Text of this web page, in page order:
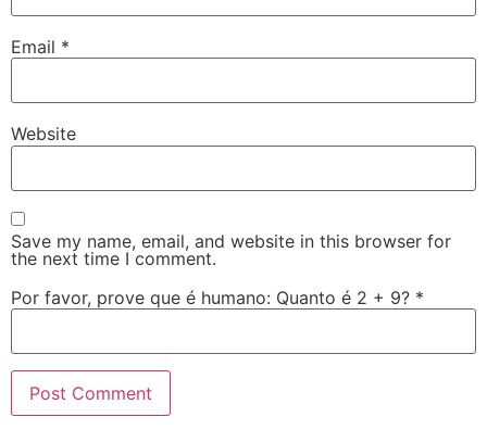
Email *
Website
Save my name, email, and website in this browser for
the next time I comment.
Por favor, prove que é humano: Quanto é 2 + 9? *